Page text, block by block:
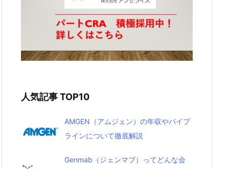
人気記事 TOP10
AMGEN（アムジェン）の年収やパイプ
ラインについて徹底解説
Genmab（ジェンマブ）ってどんな会